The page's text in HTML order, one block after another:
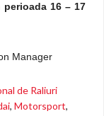
16 – 17
Manager
de Raliuri
, Motorsport,